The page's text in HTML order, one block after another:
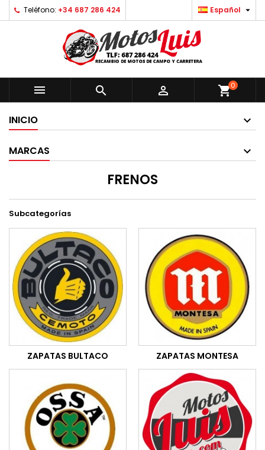
Teléfono: +34 687 286 424 Español 
   shopping_cart0
INICIO
MARCAS
FRENOS
Subcategorías
ZAPATAS BULTACO ZAPATAS MONTESA